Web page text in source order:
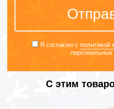
Я согласен с политикой
С этим